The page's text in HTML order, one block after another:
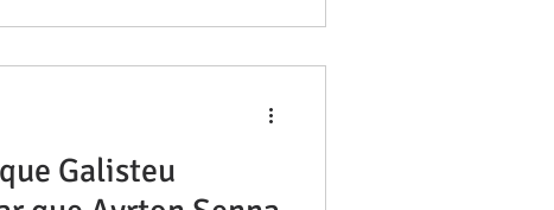
Galisteu